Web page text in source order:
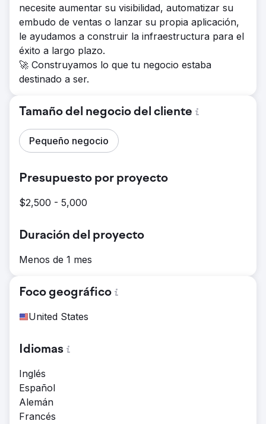
necesite aumentar su visibilidad, automatizar su
embudo de ventas o lanzar su propia aplicación,
le ayudamos a construir la infraestructura para el
éxito a largo plazo.
🚀 Construyamos lo que tu negocio estaba
destinado a ser.
Tamaño del negocio del cliente
Pequeño negocio
Presupuesto por proyecto
$2,500 - 5,000
Duración del proyecto
Menos de 1 mes
Foco geográfico
United States
Idiomas
Inglés
Español
Alemán
Francés